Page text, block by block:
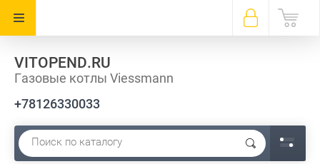
VITOPEND.RU
Газовые котлы Viessmann
+78126330033